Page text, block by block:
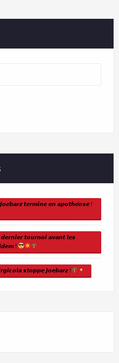
𝙩𝙚𝙧𝙢𝙞𝙣𝙚 𝙚𝙣 𝙖𝙥𝙤𝙩𝙝𝙚́𝙤𝙨𝙚 !
𝙙𝙚𝙧𝙣𝙞𝙚𝙧 𝙩𝙤𝙪𝙧𝙣𝙤𝙞 𝙖𝙫𝙖𝙣𝙩 𝙡𝙚𝙨
!
𝙨𝙩𝙤𝙥𝙥𝙚 𝙅𝙤𝙚𝙗𝙖𝙧𝙯 !